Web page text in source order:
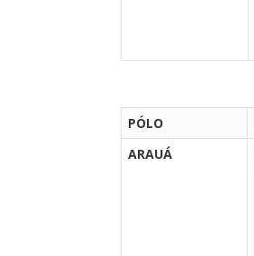
PÓLO
ARAUÁ